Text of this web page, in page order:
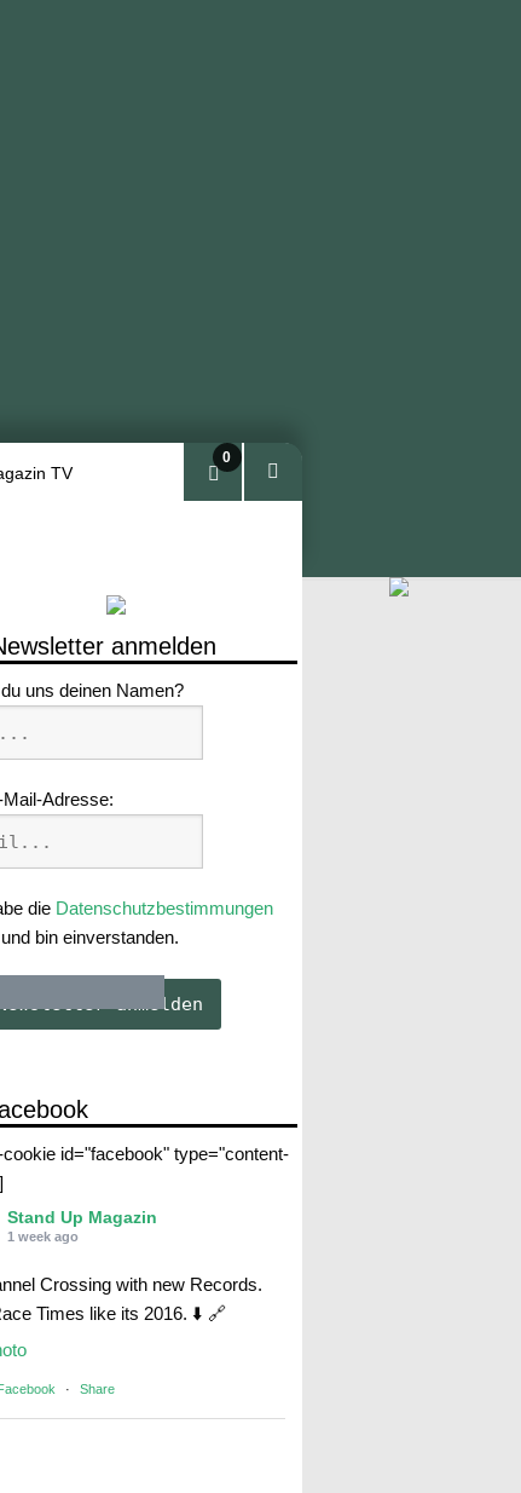
TV
0
anmelden
uns deinen Namen?
Mail-Adresse:
die Datenschutzbestimmungen
bin einverstanden.
cookie id="facebook" type="content-
Stand Up Magazin
1 week ago
Crossing with new Records.
Times like its 2016. ⬇️ 🔗
· Share